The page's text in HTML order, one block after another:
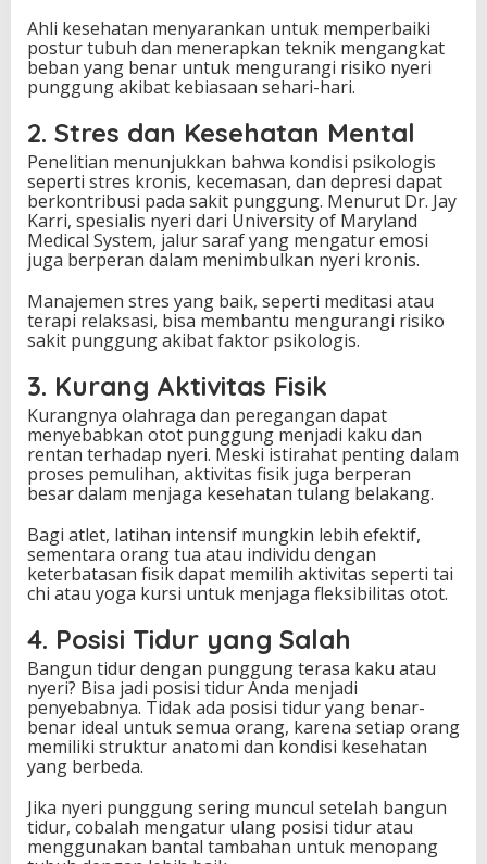
Ahli kesehatan menyarankan untuk memperbaiki
postur tubuh dan menerapkan teknik mengangkat
beban yang benar untuk mengurangi risiko nyeri
punggung akibat kebiasaan sehari-hari.
2. Stres dan Kesehatan Mental
Penelitian menunjukkan bahwa kondisi psikologis
seperti stres kronis, kecemasan, dan depresi dapat
berkontribusi pada sakit punggung. Menurut Dr. Jay
Karri, spesialis nyeri dari University of Maryland
Medical System, jalur saraf yang mengatur emosi
juga berperan dalam menimbulkan nyeri kronis.
Manajemen stres yang baik, seperti meditasi atau
terapi relaksasi, bisa membantu mengurangi risiko
sakit punggung akibat faktor psikologis.
3. Kurang Aktivitas Fisik
Kurangnya olahraga dan peregangan dapat
menyebabkan otot punggung menjadi kaku dan
rentan terhadap nyeri. Meski istirahat penting dalam
proses pemulihan, aktivitas fisik juga berperan
besar dalam menjaga kesehatan tulang belakang.
Bagi atlet, latihan intensif mungkin lebih efektif,
sementara orang tua atau individu dengan
keterbatasan fisik dapat memilih aktivitas seperti tai
chi atau yoga kursi untuk menjaga fleksibilitas otot.
4. Posisi Tidur yang Salah
Bangun tidur dengan punggung terasa kaku atau
nyeri? Bisa jadi posisi tidur Anda menjadi
penyebabnya. Tidak ada posisi tidur yang benar-
benar ideal untuk semua orang, karena setiap orang
memiliki struktur anatomi dan kondisi kesehatan
yang berbeda.
Jika nyeri punggung sering muncul setelah bangun
tidur, cobalah mengatur ulang posisi tidur atau
menggunakan bantal tambahan untuk menopang